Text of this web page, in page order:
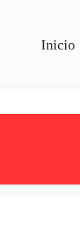
Inicio